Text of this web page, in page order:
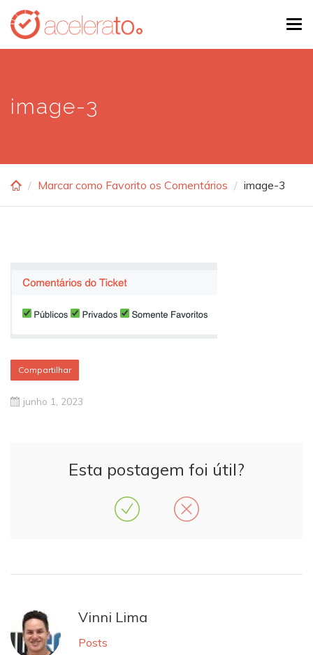
Skip
main
image-3
Marcar como Favorito os Comentários image-3
Compartilhar
junho 1, 2023
Esta postagem foi útil?
Vinni Lima
Posts